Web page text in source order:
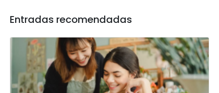
Entradas recomendadas